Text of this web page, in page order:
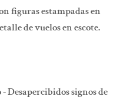
figuras estampadas en
de vuelos en escote.
Desapercibidos signos de